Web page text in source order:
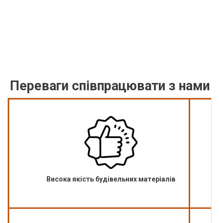
Переваги співпрацювати з нами
Висока якість будівельних матеріалів